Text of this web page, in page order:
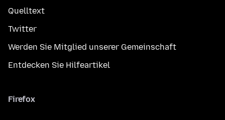
Quelltext
Twitter
Werden Sie Mitglied unserer Gemeinschaft
Entdecken Sie Hilfeartikel
Firefox